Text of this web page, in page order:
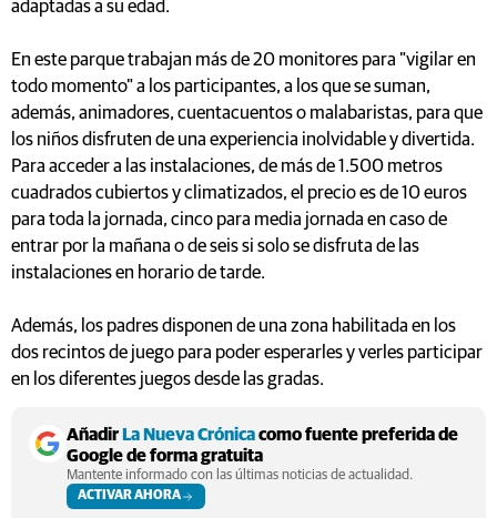
adaptadas a su edad.
En este parque trabajan más de 20 monitores para "vigilar en
todo momento" a los participantes, a los que se suman,
además, animadores, cuentacuentos o malabaristas, para que
los niños disfruten de una experiencia inolvidable y divertida.
Para acceder a las instalaciones, de más de 1.500 metros
cuadrados cubiertos y climatizados, el precio es de 10 euros
para toda la jornada, cinco para media jornada en caso de
entrar por la mañana o de seis si solo se disfruta de las
instalaciones en horario de tarde.
Además, los padres disponen de una zona habilitada en los
dos recintos de juego para poder esperarles y verles participar
en los diferentes juegos desde las gradas.
Añadir La Nueva Crónicacomo fuente preferida de
Google de forma gratuita
Mantente informado con las últimas noticias de actualidad.
ACTIVAR AHORA